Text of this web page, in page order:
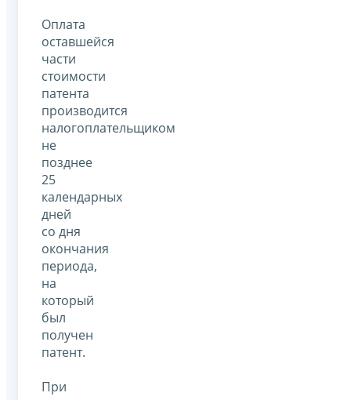
Оплата
оставшейся
части
стоимости
патента
производится
налогоплательщиком
не
позднее
25
календарных
дней
со дня
окончания
периода,
на
который
был
получен
патент.
При